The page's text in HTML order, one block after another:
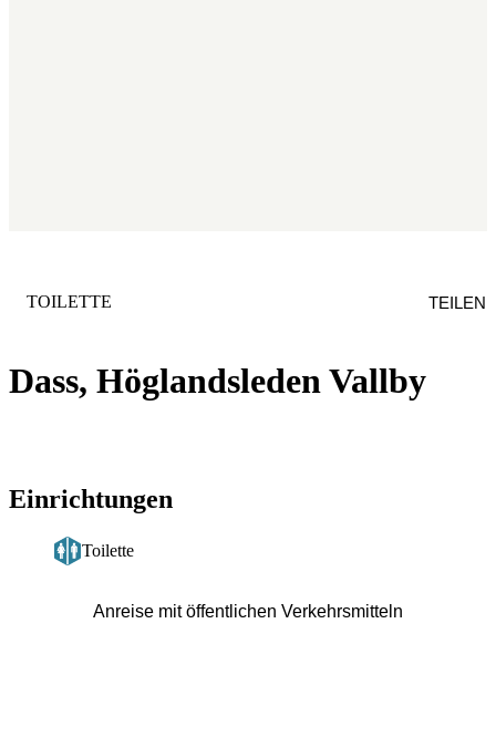
Dass, Höglandsleden Vallby
KATEGORIE
TOILETTE TEILEN
Einrichtungen
Toilette
Anreise mit öffentlichen Verkehrsmitteln